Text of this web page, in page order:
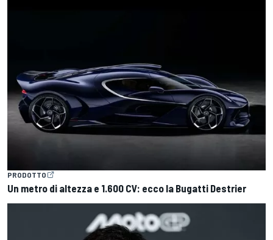
PRODOTTO
Un metro di altezza e 1.600 CV: ecco la Bugatti Destrier